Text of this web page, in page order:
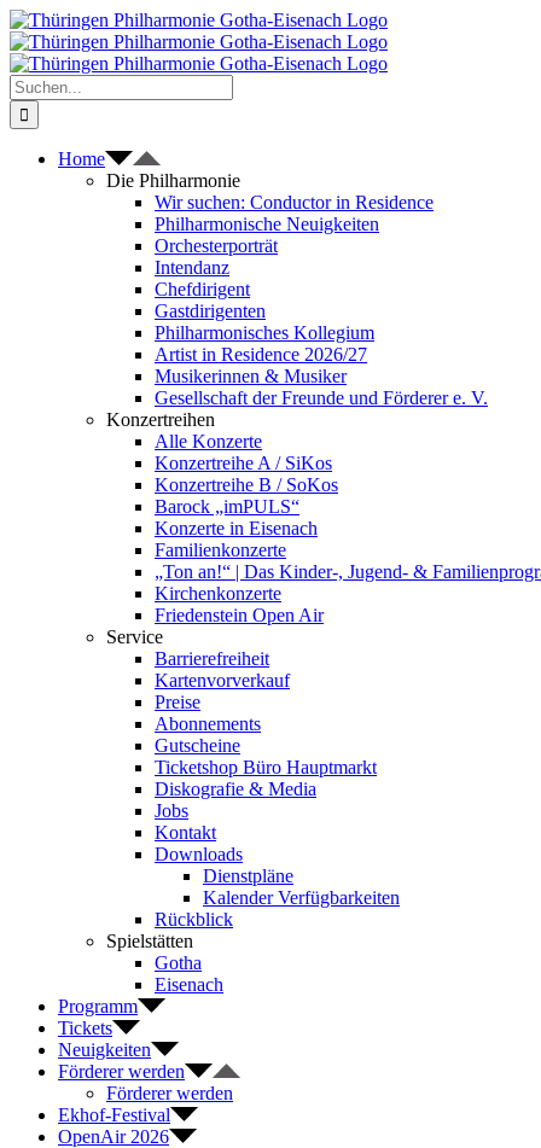
Zum
Inhalt
springen
Suche
nach:
Home
Die Philharmonie
Wir suchen: Conductor in Residence
Philharmonische Neuigkeiten
Orchesterporträt
Intendanz
Chefdirigent
Gastdirigenten
Philharmonisches Kollegium
Artist in Residence 2026/27
Musikerinnen & Musiker
Gesellschaft der Freunde und Förderer e. V.
Konzertreihen
Alle Konzerte
Konzertreihe A / SiKos
Konzertreihe B / SoKos
Barock „imPULS“
Konzerte in Eisenach
Familienkonzerte
„Ton an!“ | Das Kinder-, Jugend- &
Kirchenkonzerte
Friedenstein Open Air
Service
Barrierefreiheit
Kartenvorverkauf
Preise
Abonnements
Gutscheine
Ticketshop Büro Hauptmarkt
Diskografie & Media
Jobs
Kontakt
Downloads
Dienstpläne
Kalender Verfügbarkeiten
Rückblick
Spielstätten
Gotha
Eisenach
Programm
Tickets
Neuigkeiten
Förderer werden
Förderer werden
Ekhof-Festival
OpenAir 2026